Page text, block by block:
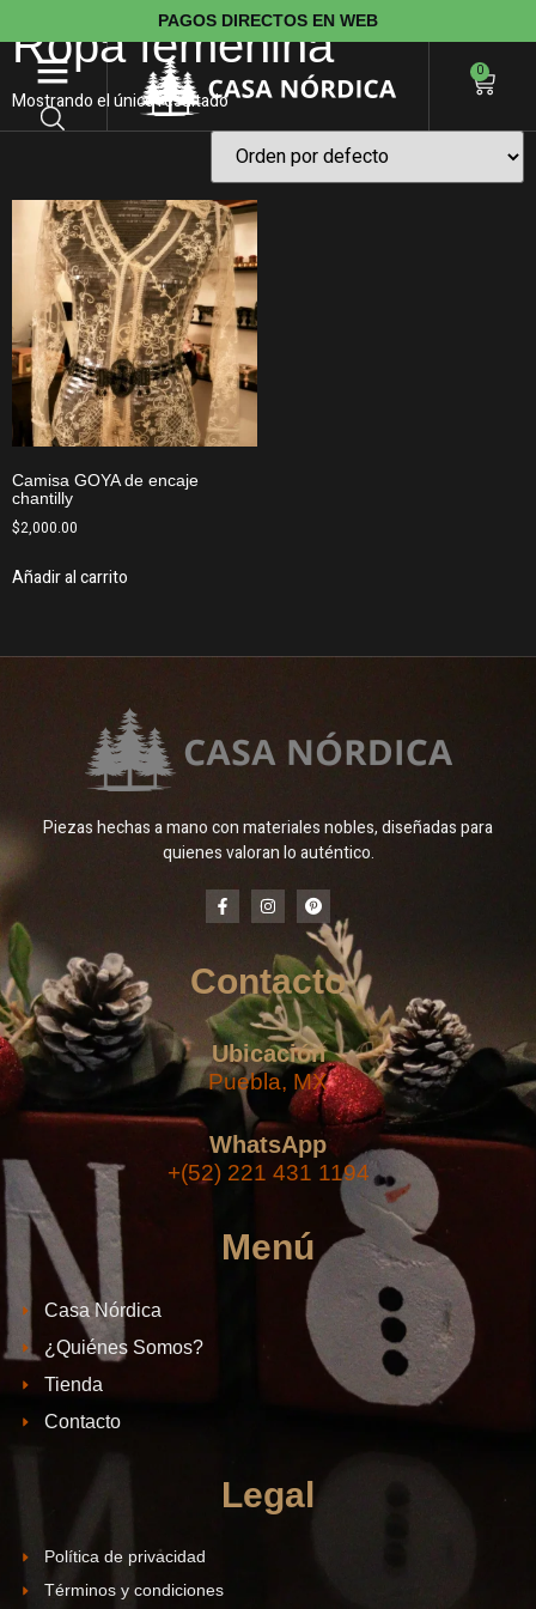
PAGOS DIRECTOS EN WEB
0
Ropa femenina
Mostrando el único resultado
Camisa GOYA de encaje
chantilly
$2,000.00
Añadir al carrito
Piezas hechas a mano con materiales nobles, diseñadas para
quienes valoran lo auténtico.
Contacto
Ubicación
Puebla, MX
WhatsApp
+(52) 221 431 1194
Menú
Casa Nórdica
¿Quiénes Somos?
Tienda
Contacto
Legal
Política de privacidad
Términos y condiciones